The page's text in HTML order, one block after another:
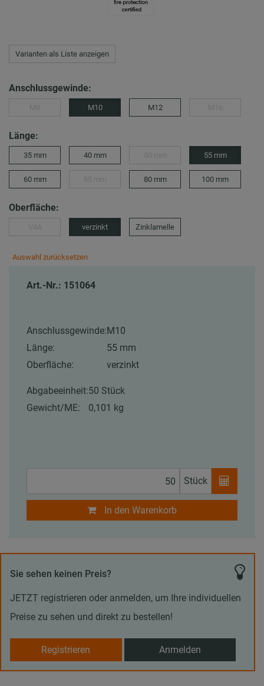
Varianten als Liste anzeigen
Anschlussgewinde:
M10 M12
Länge:
35 mm 40 mm 55 mm
60 mm 80 mm 100 mm
Oberfläche:
verzinkt Zinklamelle
Auswahl zurücksetzen
Art.-Nr.: 151064
Anschlussgewinde:M10
Länge:
55 mm
Oberfläche:
verzinkt
Abgabeeinheit:50 Stück
Gewicht/ME:
0,101 kg
Stück
In den Warenkorb
Sie sehen keinen Preis?
JETZT registrieren oder anmelden, um Ihre individuellen
Preise zu sehen und direkt zu bestellen!
Registrieren Anmelden